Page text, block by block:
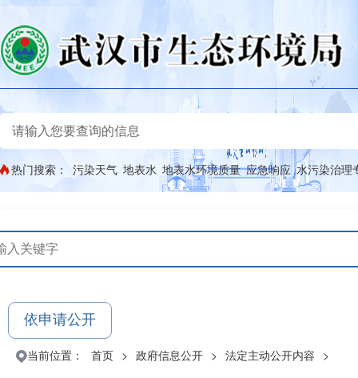
热门搜索： 污染天气 地表水 地表水环境质量 应急响应 水污染治理
依申请公开
当前位置： 首页 > 政府信息公开 > 法定主动公开内容 >